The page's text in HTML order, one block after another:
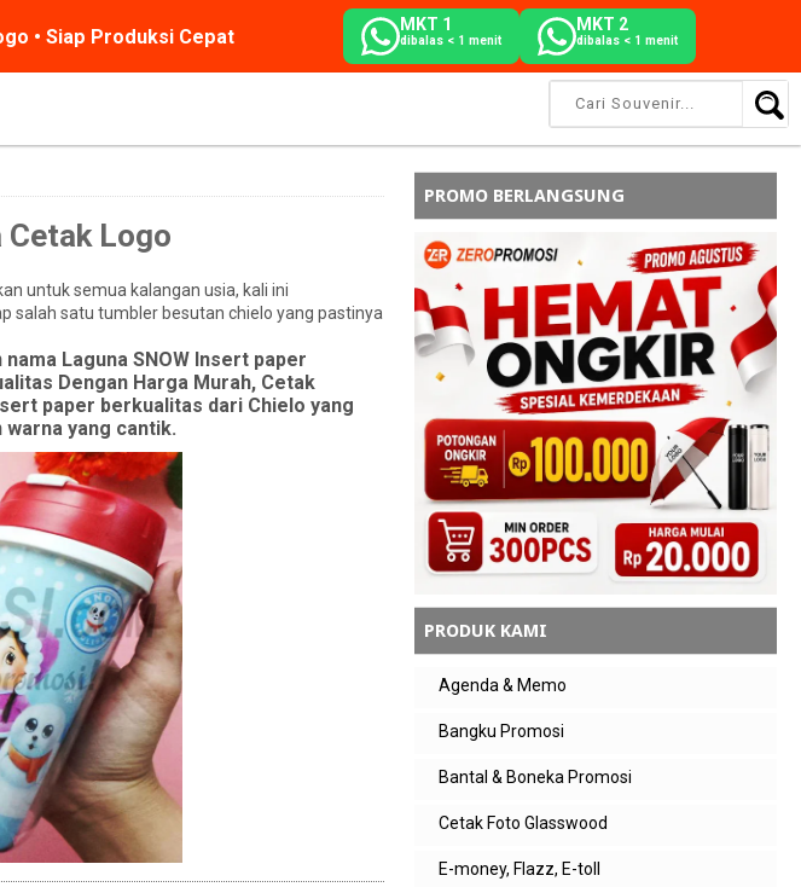
• Siap Produksi Cepat
MKT 1
dibalas < 1 menit
MKT 2
dibalas < 1 menit
Cetak Logo
untuk semua kalangan usia, kali ini
salah satu tumbler besutan chielo yang pastinya
Laguna SNOW Insert paper
Dengan Harga Murah, Cetak
paper berkualitas dari Chielo yang
yang cantik.
PROMO BERLANGSUNG
PRODUK KAMI
Agenda & Memo
Bangku Promosi
Bantal & Boneka Promosi
Cetak Foto Glasswood
E-money, Flazz, E-toll